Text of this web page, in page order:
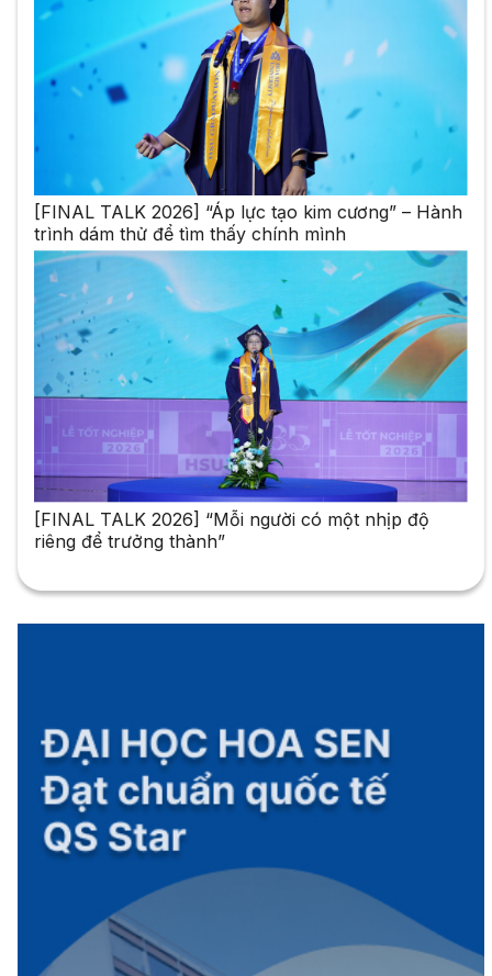
[FINAL TALK 2026] “Áp lực tạo kim cương” – Hành
trình dám thử để tìm thấy chính mình
[FINAL TALK 2026] “Mỗi người có một nhịp độ
riêng để trưởng thành”